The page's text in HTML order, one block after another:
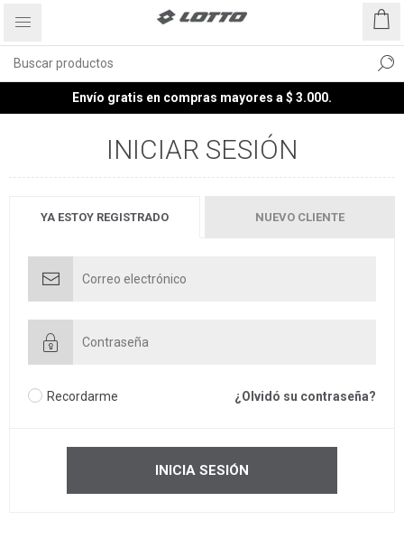
Envío gratis en compras mayores a $ 3.000.
INICIAR SESIÓN
YA ESTOY REGISTRADO NUEVO CLIENTE
Recordarme ¿Olvidó su contraseña?